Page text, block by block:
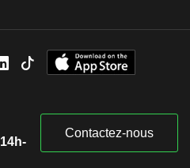
Contactez-nous